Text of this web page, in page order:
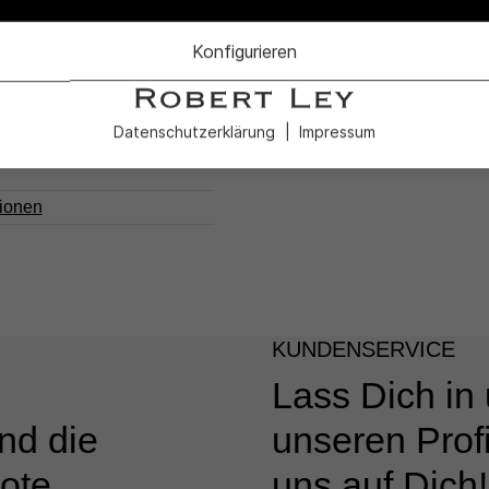
die
KUNDENSERVICE
Lass Dich in
unseren
Konfigurieren
Datenschutzerklärung Impressum